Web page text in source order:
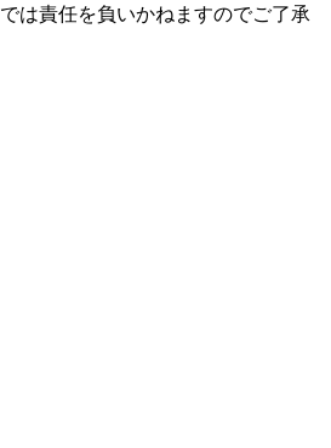
は責任を負いかねますのでご了承